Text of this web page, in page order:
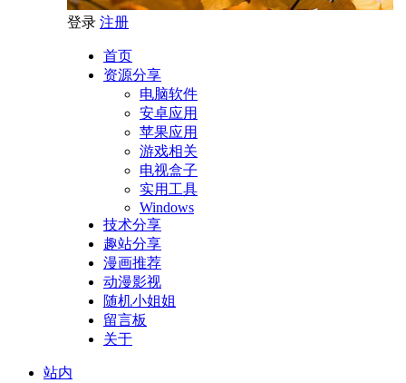
登录 注册
首页
资源分享
电脑软件
安卓应用
苹果应用
游戏相关
电视盒子
实用工具
Windows
技术分享
趣站分享
漫画推荐
动漫影视
随机小姐姐
留言板
关于
站内